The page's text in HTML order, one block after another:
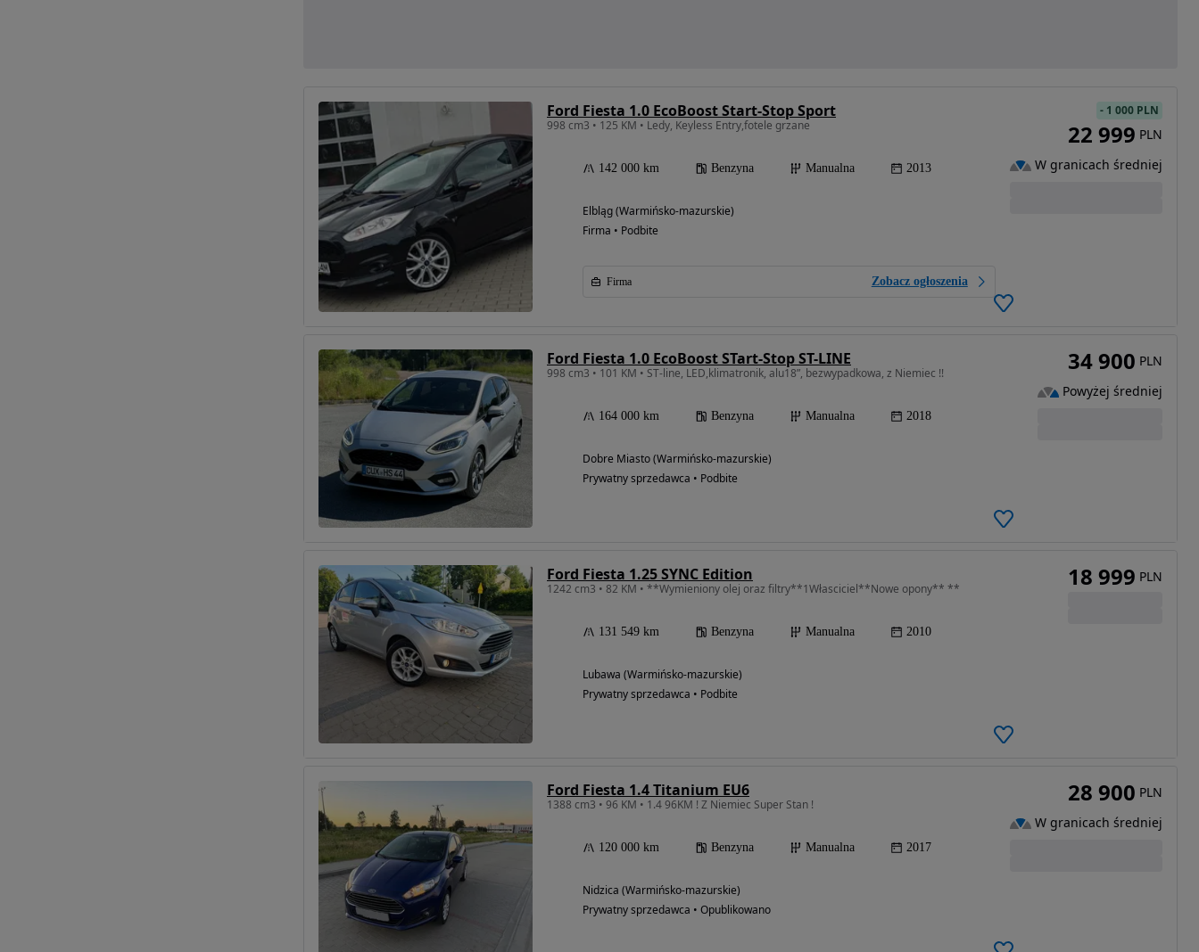
Ford Fiesta 1.0 EcoBoost Start-Stop Sport
998 cm3 • 125 KM • Ledy, Keyless Entry,fotele grzane
142 000 km Benzyna Manualna 2013
Elbląg (Warmińsko-mazurskie)
Firma • Podbite
Firma Zobacz ogłoszenia
- 1 000 PLN
22 999 PLN
W granicach średniej
Ford Fiesta 1.0 EcoBoost STart-Stop ST-LINE
998 cm3 • 101 KM • ST-line, LED,klimatronik, alu18”, bezwypadkowa, z Niemiec !!
164 000 km Benzyna Manualna 2018
Dobre Miasto (Warmińsko-mazurskie)
Prywatny sprzedawca • Podbite
34 900 PLN
Powyżej średniej
Ford Fiesta 1.25 SYNC Edition
1242 cm3 • 82 KM • **Wymieniony olej oraz filtry**1Własciciel**Nowe opony** **
131 549 km Benzyna Manualna 2010
Lubawa (Warmińsko-mazurskie)
Prywatny sprzedawca • Podbite
18 999 PLN
Ford Fiesta 1.4 Titanium EU6
1388 cm3 • 96 KM • 1.4 96KM ! Z Niemiec Super Stan !
120 000 km Benzyna Manualna 2017
Nidzica (Warmińsko-mazurskie)
Prywatny sprzedawca • Opublikowano
28 900 PLN
W granicach średniej